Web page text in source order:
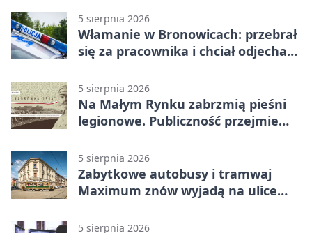
5 sierpnia 2026
Włamanie w Bronowicach: przebrał
się za pracownika i chciał odjechać
5 sierpnia 2026
Na Małym Rynku zabrzmią pieśni
legionowe. Publiczność przejmie
5 sierpnia 2026
Zabytkowe autobusy i tramwaj
Maximum znów wyjadą na ulice
5 sierpnia 2026